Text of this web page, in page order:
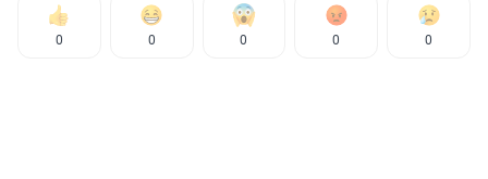
0 0 0 0 0